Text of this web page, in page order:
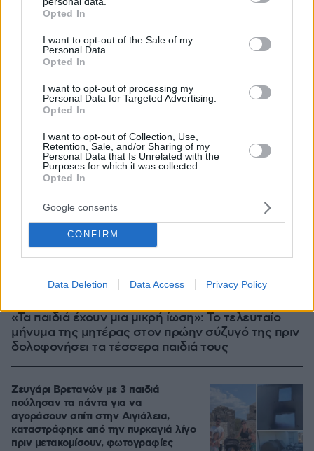
grant or deny consent to Google and its third-party tags to
use your data for below specified purposes in below Google
consent section.
Opted In
I want to opt-out of the Sale of my
Personal Data.
Opted In
I want to opt-out of processing my
Personal Data for Targeted Advertising.
Opted In
I want to opt-out of Collection, Use,
Retention, Sale, and/or Sharing of my
Personal Data that Is Unrelated with the
Purposes for which it was collected.
Opted In
Google consents
CONFIRM
Data Deletion Data Access Privacy Policy
«Τα παιδιά έχουν μια μικρή ίωση»: Το τελευταίο
μήνυμα της μητέρας στον πρώην σύζυγό της πριν
δολοφονήσει τα τέσσερα παιδιά τους
Ζευγάρι Βρετανών με 3 παιδιά
πούλησαν τα πάντα για να
αγοράσουν σπίτι στην Αιγιάλεια,
καταστράφηκε από την πυρκαγιά λίγο
πριν μετακομίσουν, φωτογραφίες